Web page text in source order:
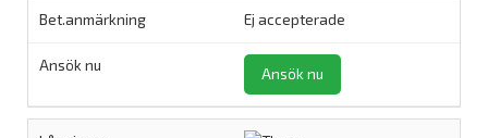
Ej accepterade
Ansök nu